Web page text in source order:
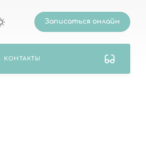
Записаться онлайн
КОНТАКТЫ